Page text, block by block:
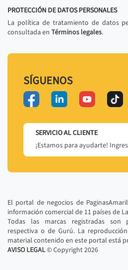
PROTECCIÓN DE DATOS PERSONALES
La política de tratamiento de datos
consultada en Términos legales.
SÍGUENOS
SERVICIO AL CLIENTE
¡Estamos para ayudarte!
El portal de negocios de
información comercial de 11 países de
Todas las marcas registradas son
respectiva o de Gurú. La
material contenido en este portal está
AVISO LEGAL© Copyright2026